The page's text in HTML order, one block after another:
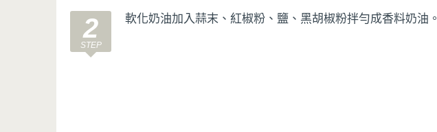
2 軟化奶油加入蒜末、紅椒粉、鹽、黑胡椒粉拌勻成香料奶油。